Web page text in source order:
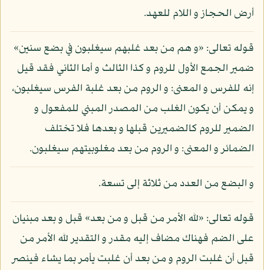
أرض الحجاز و اللام للعهد.
قوله تعالى: «و هم من بعد غلبهم سيغلبون في بضع سنين»
ضمير الجمع الأول للروم و كذا الثالث و أما الثاني فقد قيل
إنه للفرس و المعنى: و الروم من بعد غلبة الفرس سيغلبون،
و يمكن أن يكون الغلب من المصدر المبني للمفعول و
الضمير للروم كالضميرين قبلها و بعدها فلا تختلف
الضمائر و المعنى: و الروم من بعد مغلوبيتهم سيغلبون.
و البضع من العدد من ثلاثة إلى تسعة.
قوله تعالى: «لله الأمر من قبل و من بعد» قبل و بعد مبنيان
على الضم فهناك مضاف إليه مقدر و التقدير لله الأمر من
قبل أن غلبت الروم و من بعد أن غلبت يأمر بما يشاء فينصر